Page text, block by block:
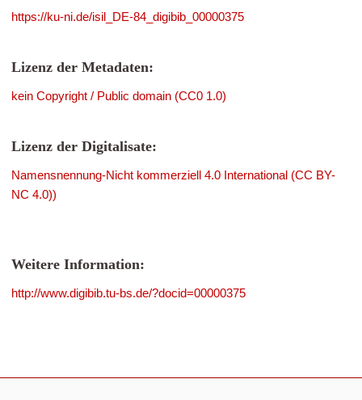
https://ku-ni.de/isil_DE-84_digibib_00000375
Lizenz der Metadaten:
kein Copyright / Public domain (CC0 1.0)
Lizenz der Digitalisate:
Namensnennung-Nicht kommerziell 4.0 International (CC BY-
NC 4.0))
Weitere Information:
http://www.digibib.tu-bs.de/?docid=00000375